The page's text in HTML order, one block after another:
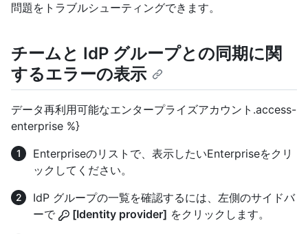
問題をトラブルシューティングできます。
チームと IdP グループとの同期に関
するエラーの表示
データ再利用可能なエンタープライズアカウント.access-
enterprise %}
Enterpriseのリストで、表示したいEnterpriseをクリ
ックしてください。
IdP グループの一覧を確認するには、左側のサイドバ
ーで
[Identity provider] をクリックします。